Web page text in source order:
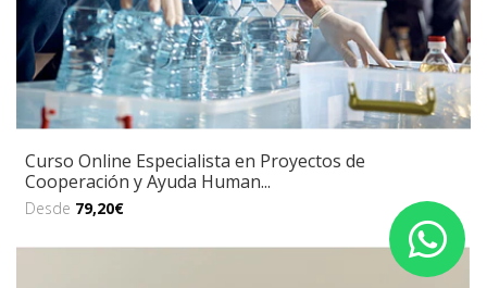
Curso Online Especialista en Proyectos de
Cooperación y Ayuda Human...
Desde 79,20€